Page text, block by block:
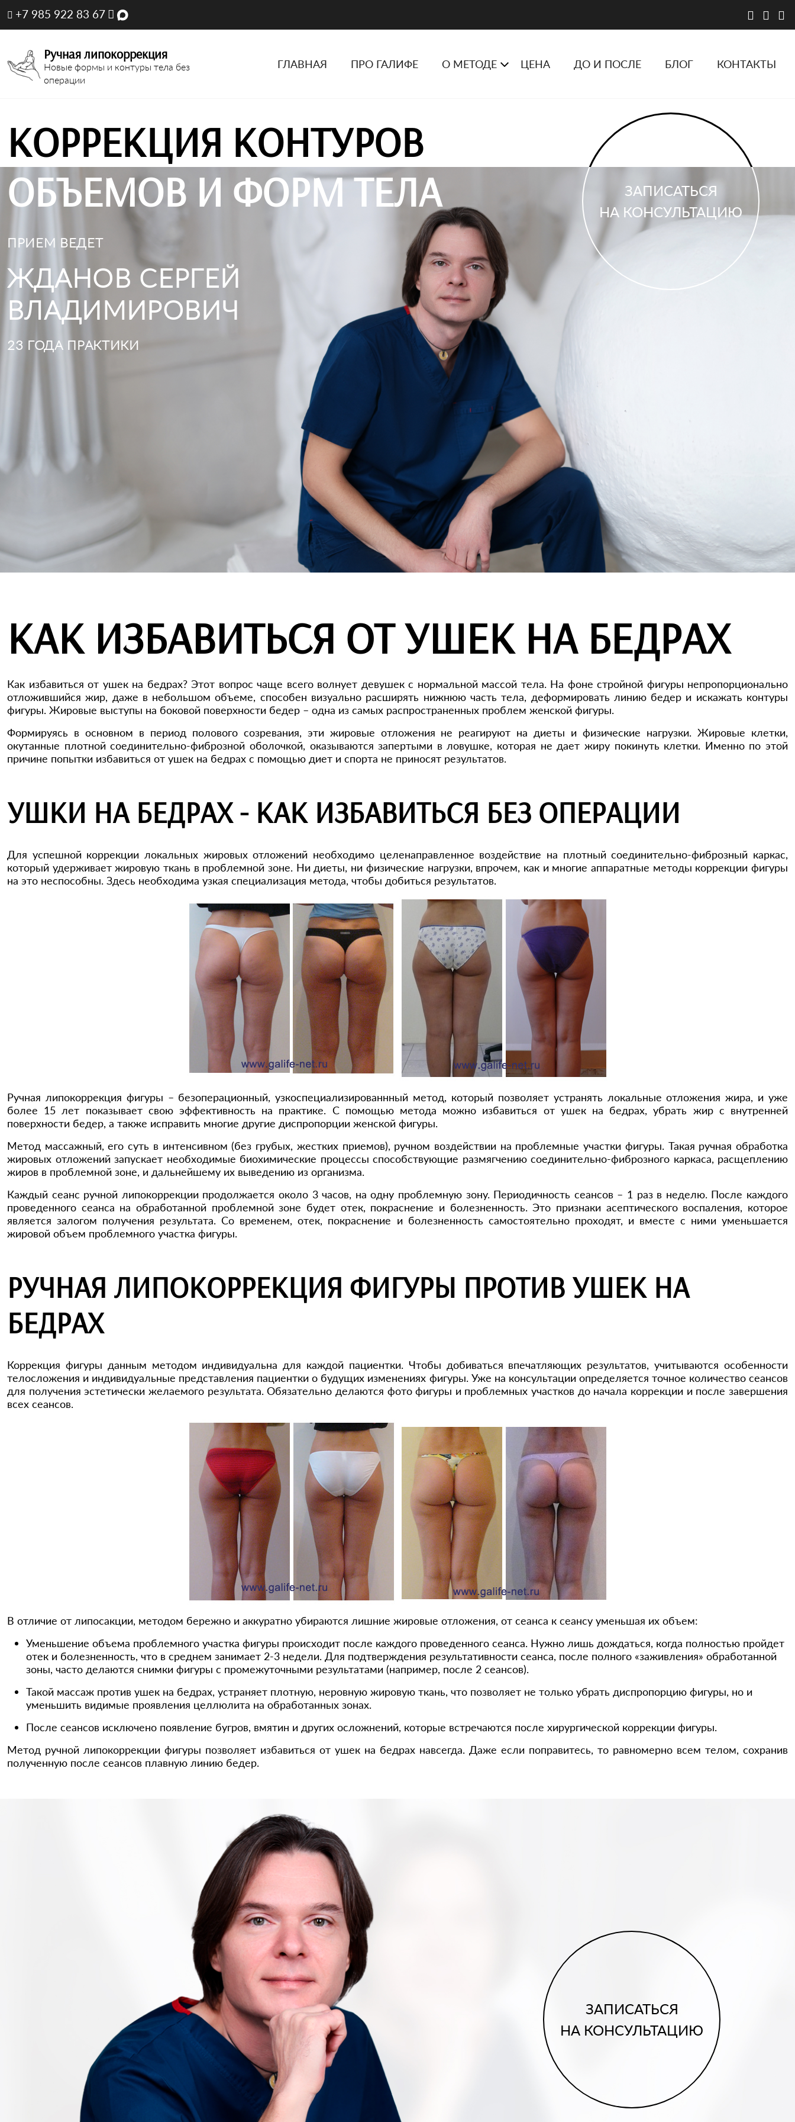
+7 985 922 83 67
Ручная липокоррекция
Новые формы и контуры тела без
операции
ГЛАВНАЯ ПРО ГАЛИФЕ О МЕТОДЕ ЦЕНА ДО И ПОСЛЕ БЛОГ КОНТАКТЫ
КОРРЕКЦИЯ КОНТУРОВ
ОБЪЕМОВ И ФОРМ ТЕЛА
ПРИЕМ ВЕДЕТ
ЖДАНОВ СЕРГЕЙ
ВЛАДИМИРОВИЧ
23 ГОДА ПРАКТИКИ
ЗАПИСАТЬСЯ
НА КОНСУЛЬТАЦИЮ
КАК ИЗБАВИТЬСЯ ОТ УШЕК НА БЕДРАХ
Как избавиться от ушек на бедрах? Этот вопрос чаще всего волнует девушек с нормальной массой тела. На фоне стройной фигуры непропорционально
отложившийся жир, даже в небольшом объеме, способен визуально расширять нижнюю часть тела, деформировать линию бедер и искажать контуры
фигуры. Жировые выступы на боковой поверхности бедер – одна из самых распространенных проблем женской фигуры.
Формируясь в основном в период полового созревания, эти жировые отложения не реагируют на диеты и физические нагрузки. Жировые клетки,
окутанные плотной соединительно-фиброзной оболочкой, оказываются запертыми в ловушке, которая не дает жиру покинуть клетки. Именно по этой
причине попытки избавиться от ушек на бедрах с помощью диет и спорта не приносят результатов.
УШКИ НА БЕДРАХ - КАК ИЗБАВИТЬСЯ БЕЗ ОПЕРАЦИИ
Для успешной коррекции локальных жировых отложений необходимо целенаправленное воздействие на плотный соединительно-фиброзный каркас,
который удерживает жировую ткань в проблемной зоне. Ни диеты, ни физические нагрузки, впрочем, как и многие аппаратные методы коррекции фигуры
на это неспособны. Здесь необходима узкая специализация метода, чтобы добиться результатов.
Ручная липокоррекция фигуры – безоперационный, узкоспециализированнный метод, который позволяет устранять локальные отложения жира, и уже
более 15 лет показывает свою эффективность на практике. С помощью метода можно избавиться от ушек на бедрах, убрать жир с внутренней
поверхности бедер, а также исправить многие другие диспропорции женской фигуры.
Метод массажный, его суть в интенсивном (без грубых, жестких приемов), ручном воздействии на проблемные участки фигуры. Такая ручная обработка
жировых отложений запускает необходимые биохимические процессы способствующие размягчению соединительно-фиброзного каркаса, расщеплению
жиров в проблемной зоне, и дальнейшему их выведению из организма.
Каждый сеанс ручной липокоррекции продолжается около 3 часов, на одну проблемную зону. Периодичность сеансов – 1 раз в неделю. После каждого
проведенного сеанса на обработанной проблемной зоне будет отек, покраснение и болезненность. Это признаки асептического воспаления, которое
является залогом получения результата. Со временем, отек, покраснение и болезненность самостоятельно проходят, и вместе с ними уменьшается
жировой объем проблемного участка фигуры.
РУЧНАЯ ЛИПОКОРРЕКЦИЯ ФИГУРЫ ПРОТИВ УШЕК НА
БЕДРАХ
Коррекция фигуры данным методом индивидуальна для каждой пациентки. Чтобы добиваться впечатляющих результатов, учитываются особенности
телосложения и индивидуальные представления пациентки о будущих изменениях фигуры. Уже на консультации определяется точное количество сеансов
для получения эстетически желаемого результата. Обязательно делаются фото фигуры и проблемных участков до начала коррекции и после завершения
всех сеансов.
В отличие от липосакции, методом бережно и аккуратно убираются лишние жировые отложения, от сеанса к сеансу уменьшая их объем:
Уменьшение объема проблемного участка фигуры происходит после каждого проведенного сеанса. Нужно лишь дождаться, когда полностью пройдет
отек и болезненность, что в среднем занимает 2-3 недели. Для подтверждения результативности сеанса, после полного «заживления» обработанной
зоны, часто делаются снимки фигуры с промежуточными результатами (например, после 2 сеансов).
Такой массаж против ушек на бедрах, устраняет плотную, неровную жировую ткань, что позволяет не только убрать диспропорцию фигуры, но и
уменьшить видимые проявления целлюлита на обработанных зонах.
После сеансов исключено появление бугров, вмятин и других осложнений, которые встречаются после хирургической коррекции фигуры.
Метод ручной липокоррекции фигуры позволяет избавиться от ушек на бедрах навсегда. Даже если поправитесь, то равномерно всем телом, сохранив
полученную после сеансов плавную линию бедер.
ЗАПИСАТЬСЯ
НА КОНСУЛЬТАЦИЮ